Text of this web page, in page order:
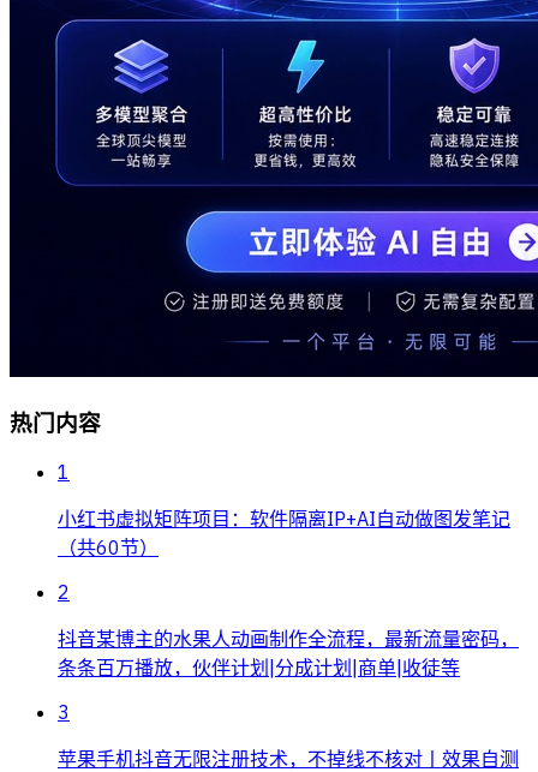
热门内容
1
小红书虚拟矩阵项目：软件隔离IP+AI自动做图发笔记
（共60节）
2
抖音某博主的水果人动画制作全流程，最新流量密码，
条条百万播放，伙伴计划|分成计划|商单|收徒等
3
苹果手机抖音无限注册技术，不掉线不核对丨效果自测